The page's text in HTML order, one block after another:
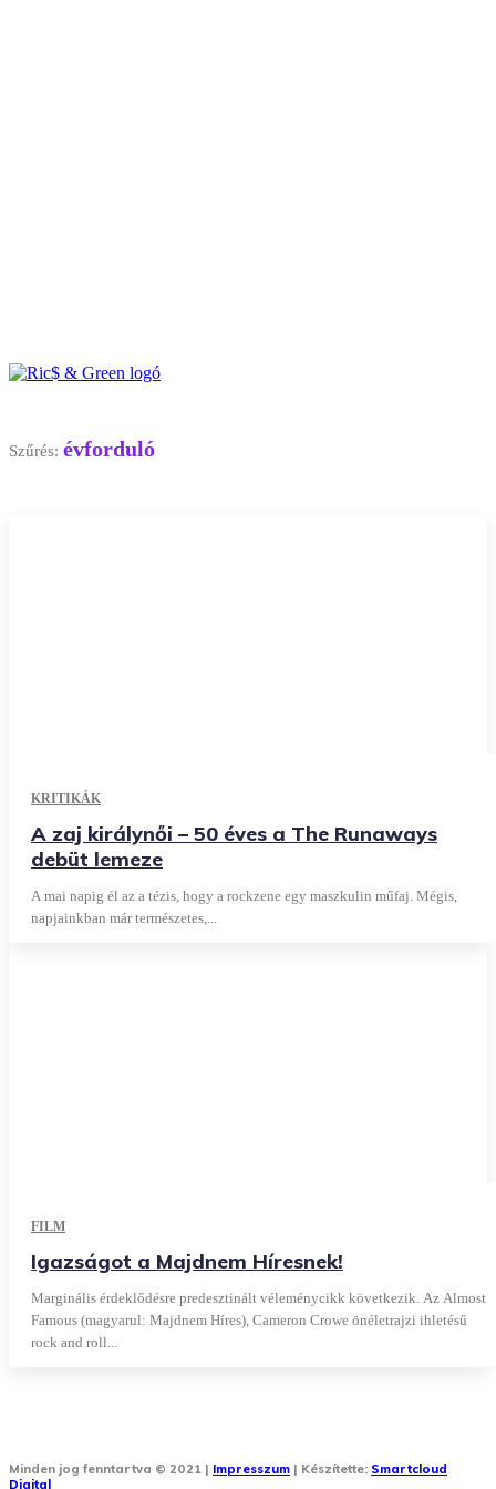
Szűrés: évforduló
KRITIKÁK
A zaj királynői – 50 éves a The Runaways
debüt lemeze
A mai napig él az a tézis, hogy a rockzene egy maszkulin műfaj. Mégis,
napjainkban már természetes,...
FILM
Igazságot a Majdnem Híresnek!
Marginális érdeklődésre predesztinált véleménycikk következik. Az Almost
Famous (magyarul: Majdnem Híres), Cameron Crowe önéletrajzi ihletésű
rock and roll...
Minden jog fenntartva © 2021 | Impresszum | Készítette: Smartcloud
Digital